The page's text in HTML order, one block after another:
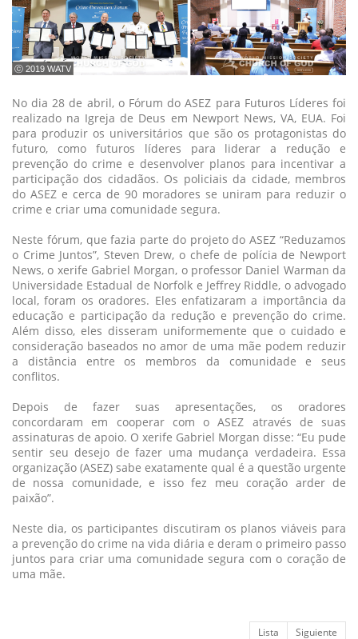
ⓒ 2019 WATV
No dia 28 de abril, o Fórum do ASEZ para Futuros Líderes foi
realizado na Igreja de Deus em Newport News, VA, EUA. Foi
para produzir os universitários que são os protagonistas do
futuro, como futuros líderes para liderar a redução e
prevenção do crime e desenvolver planos para incentivar a
participação dos cidadãos. Os policiais da cidade, membros
do ASEZ e cerca de 90 moradores se uniram para reduzir o
crime e criar uma comunidade segura.
Neste fórum, que fazia parte do projeto do ASEZ “Reduzamos
o Crime Juntos”, Steven Drew, o chefe de polícia de Newport
News, o xerife Gabriel Morgan, o professor Daniel Warman da
Universidade Estadual de Norfolk e Jeffrey Riddle, o advogado
local, foram os oradores. Eles enfatizaram a importância da
educação e participação da redução e prevenção do crime.
Além disso, eles disseram uniformemente que o cuidado e
consideração baseados no amor de uma mãe podem reduzir
a distância entre os membros da comunidade e seus
conflitos.
Depois de fazer suas apresentações, os oradores
concordaram em cooperar com o ASEZ através de suas
assinaturas de apoio. O xerife Gabriel Morgan disse: “Eu pude
sentir seu desejo de fazer uma mudança verdadeira. Essa
organização (ASEZ) sabe exatamente qual é a questão urgente
de nossa comunidade, e isso fez meu coração arder de
paixão”.
Neste dia, os participantes discutiram os planos viáveis para
a prevenção do crime na vida diária e deram o primeiro passo
juntos para criar uma comunidade segura com o coração de
uma mãe.
Lista Siguiente